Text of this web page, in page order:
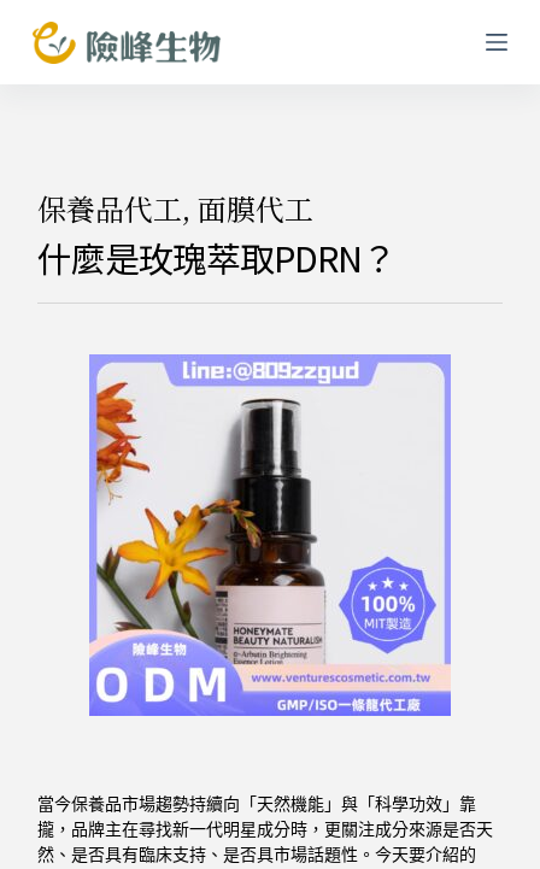
跳
至
保養品代工,面膜代工
什麼是玫瑰萃取PDRN？
當今保養品市場趨勢持續向「天然機能」與「科學功效」靠
攏，品牌主在尋找新一代明星成分時，更關注成分來源是否天
然、是否具有臨床支持、是否具市場話題性。今天要介紹的